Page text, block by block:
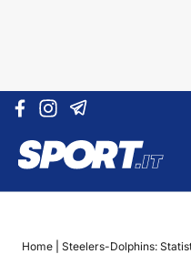
Vai al contenuto
Home Steelers-Dolphins: